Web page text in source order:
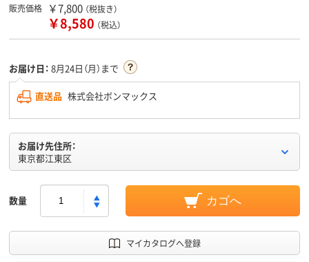
販売価格 ￥7,800 （税抜き）
￥8,580 （税込）
お届け日： 8月24日（月）まで
直送品 株式会社ボンマックス
お届け先住所：
東京都江東区
数量 カゴへ
マイカタログへ登録